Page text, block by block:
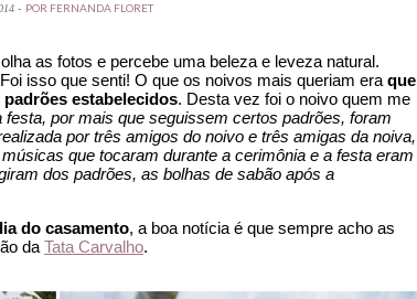
- POR FERNANDA FLORET
as fotos e percebe uma beleza e leveza natural.
Foi isso que senti! O que os noivos mais queriam era que
estabelecidos. Desta vez foi o noivo quem me
festa, por mais que seguissem certos padrões, foram
por três amigos do noivo e três amigas da noiva,
que tocaram durante a cerimônia e a festa eram
dos padrões, as bolhas de sabão após a
do casamento, a boa notícia é que sempre acho as
da Tata Carvalho.